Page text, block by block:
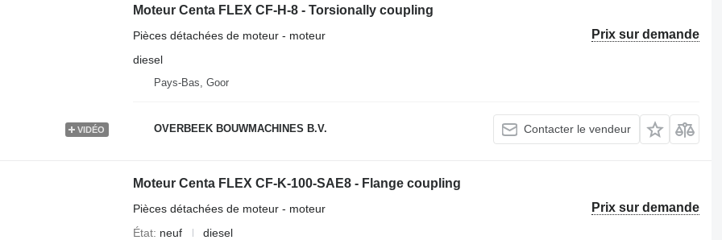
VIDÉO
Moteur Centa FLEX CF-H-8 - Torsionally coupling
Prix sur demande
Pièces détachées de moteur - moteur
diesel
Pays-Bas, Goor
OVERBEEK BOUWMACHINES B.V. Contacter le vendeur
Moteur Centa FLEX CF-K-100-SAE8 - Flange coupling
Prix sur demande
Pièces détachées de moteur - moteur
État neuf diesel